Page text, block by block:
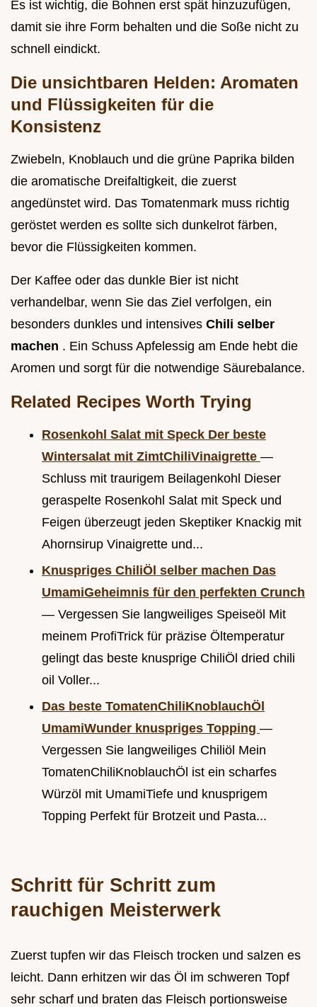
Es ist wichtig, die Bohnen erst spät hinzuzufügen,
damit sie ihre Form behalten und die Soße nicht zu
schnell eindickt.
Die unsichtbaren Helden: Aromaten
und Flüssigkeiten für die
Konsistenz
Zwiebeln, Knoblauch und die grüne Paprika bilden
die aromatische Dreifaltigkeit, die zuerst
angedünstet wird. Das Tomatenmark muss richtig
geröstet werden es sollte sich dunkelrot färben,
bevor die Flüssigkeiten kommen.
Der Kaffee oder das dunkle Bier ist nicht
verhandelbar, wenn Sie das Ziel verfolgen, ein
besonders dunkles und intensives Chili selber
machen . Ein Schuss Apfelessig am Ende hebt die
Aromen und sorgt für die notwendige Säurebalance.
Related Recipes Worth Trying
Rosenkohl Salat mit Speck Der beste
Wintersalat mit ZimtChiliVinaigrette —
Schluss mit traurigem Beilagenkohl Dieser
geraspelte Rosenkohl Salat mit Speck und
Feigen überzeugt jeden Skeptiker Knackig mit
Ahornsirup Vinaigrette und...
Knuspriges ChiliÖl selber machen Das
UmamiGeheimnis für den perfekten Crunch
— Vergessen Sie langweiliges Speiseöl Mit
meinem ProfiTrick für präzise Öltemperatur
gelingt das beste knusprige ChiliÖl dried chili
oil Voller...
Das beste TomatenChiliKnoblauchÖl
UmamiWunder knuspriges Topping —
Vergessen Sie langweiliges Chiliöl Mein
TomatenChiliKnoblauchÖl ist ein scharfes
Würzöl mit UmamiTiefe und knusprigem
Topping Perfekt für Brotzeit und Pasta...
Schritt für Schritt zum
rauchigen Meisterwerk
Zuerst tupfen wir das Fleisch trocken und salzen es
leicht. Dann erhitzen wir das Öl im schweren Topf
sehr scharf und braten das Fleisch portionsweise